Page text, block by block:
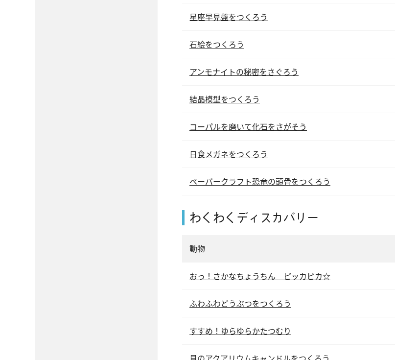
星座早見盤をつくろう
石絵をつくろう
アンモナイトの秘密をさぐろう
結晶模型をつくろう
コーパルを磨いて化石をさがそう
日食メガネをつくろう
ペーバークラフト恐竜の頭骨をつくろう
わくわくディスカバリー
動物
おっ！さかなちょうちん ピッカピカ☆
ふわふわどうぶつをつくろう
すすめ！ゆらゆらかたつむり